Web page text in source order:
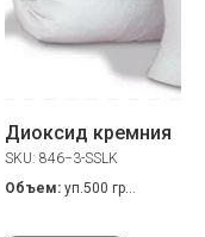
Диоксид кремния
SKU: 846−3-SSLK
Объем: уп.500 гр